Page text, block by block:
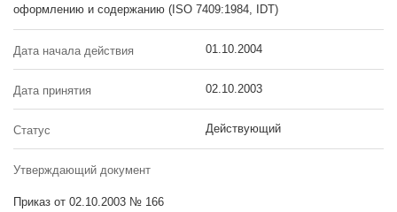
оформлению и содержанию (ISO 7409:1984, IDT)
Дата начала действия 01.10.2004
Дата принятия 02.10.2003
Статус Действующий
Утверждающий документ
Приказ от 02.10.2003 № 166